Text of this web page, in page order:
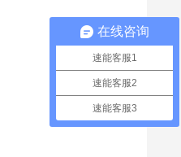
在线咨询
速能客服1
速能客服2
速能客服3